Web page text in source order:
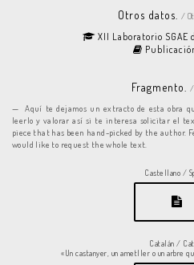
Otros datos. /
XII Laboratorio SGAE
Fragmento./
Aquí te dejamos un extracto de esta obra
leerlo y valorar así si te interesa solicitar el
piece that has been hand-picked by the author.
would like to request the whole text.
Castellano /
Catalán /
«Un castanyer, un ametller o un arbre